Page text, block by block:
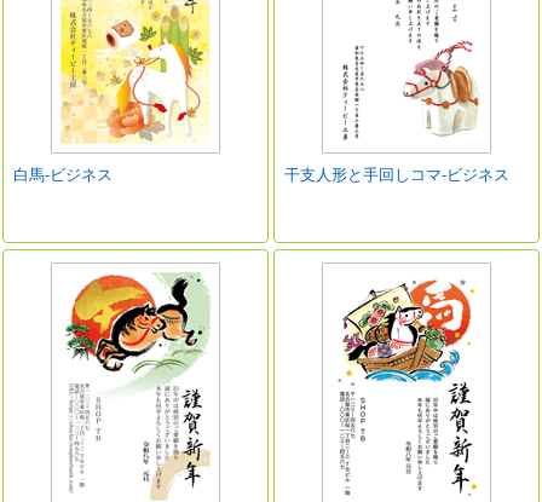
白馬-ビジネス 干支人形と手回しコマ-ビジネス